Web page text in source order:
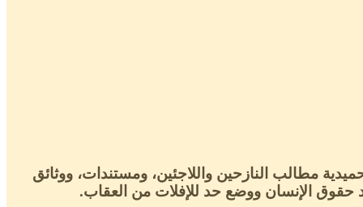
مطالب النازحين واللاجئين، ومستندات، ووثائق
حقوق الإنسان ووضع حد للإفلات من العقاب.